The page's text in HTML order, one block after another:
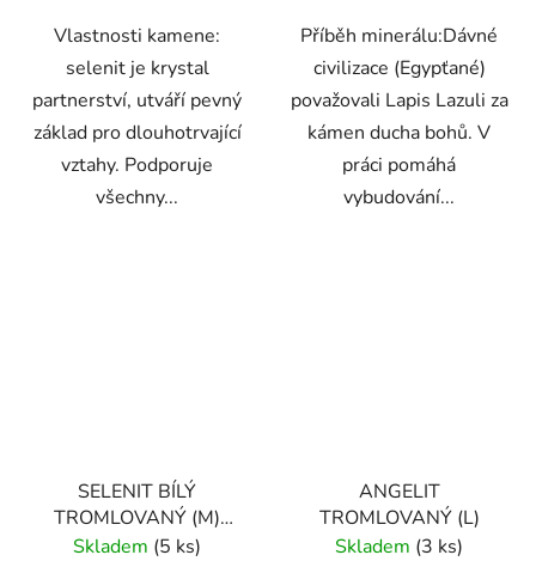
Vlastnosti kamene:
selenit je krystal
partnerství, utváří pevný
základ pro dlouhotrvající
vztahy. Podporuje
všechny...
Příběh minerálu:Dávné
civilizace (Egypťané)
považovali Lapis Lazuli za
kámen ducha bohů. V
práci pomáhá
vybudování...
SELENIT BÍLÝ
TROMLOVANÝ (M)
MAROKO
Skladem (5 ks)
ANGELIT
TROMLOVANÝ (L)
Skladem (3 ks)